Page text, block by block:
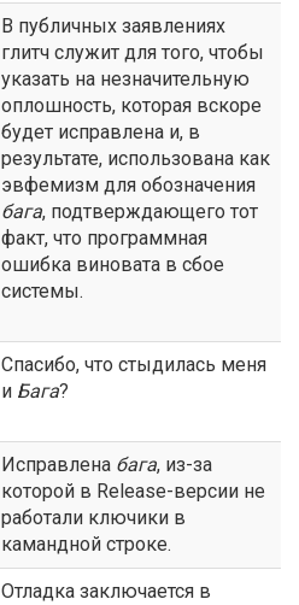
В публичных заявлениях
глитч служит для того, чтобы
указать на незначительную
оплошность, которая вскоре
будет исправлена и, в
результате, использована как
эвфемизм для обозначения
бага, подтверждающего тот
факт, что программная
ошибка виновата в сбое
системы.
Спасибо, что стыдилась меня
и Бага?
Исправлена бага, из-за
которой в Release-версии не
работали ключики в
камандной строке.
Отладка заключается в